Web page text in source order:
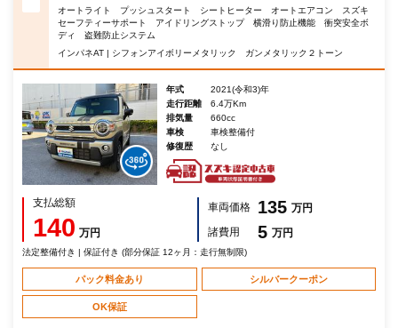
オートライト プッシュスタート シートヒーター オートエアコン スズキ
セーフティーサポート アイドリングストップ 横滑り防止機能 衝突安全ボ
ディ 盗難防止システム
インパネAT | シフォンアイボリーメタリック ガンメタリック２トーン
年式
2021(令和3)年
走行距離
6.4万Km
排気量
660cc
車検
車検整備付
修復歴
なし
支払総額
140 万円
車両価格 135 万円
諸費用
5 万円
法定整備付き | 保証付き (部分保証 12ヶ月：走行無制限)
パック料金あり シルバークーポン
OK保証